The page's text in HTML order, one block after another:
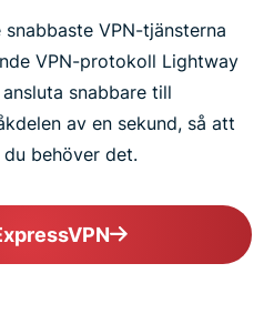
snabbaste VPN-tjänsterna
VPN-protokoll Lightway
snabbare till
av en sekund, så att
behöver det.